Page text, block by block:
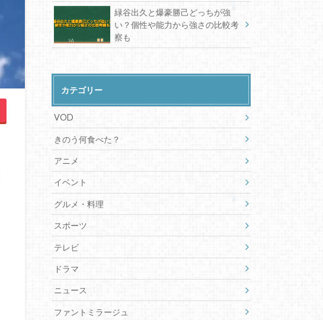
緑谷出久と爆豪勝己どっちが強
い？個性や能力から強さの比較考
察も
カテゴリー
VOD
きのう何食べた？
アニメ
イベント
グルメ・料理
スポーツ
テレビ
ドラマ
ニュース
ファントミラージュ